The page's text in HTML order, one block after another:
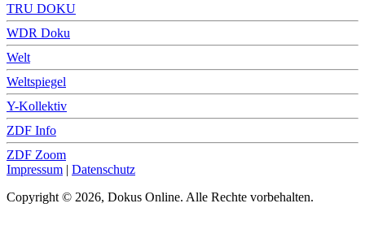
TRU DOKU
WDR Doku
Welt
Weltspiegel
Y-Kollektiv
ZDF Info
ZDF Zoom
Impressum | Datenschutz
Copyright © 2026, Dokus Online. Alle Rechte vorbehalten.